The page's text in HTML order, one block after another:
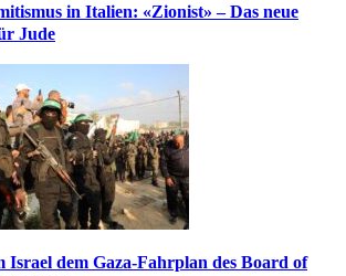
in Italien: «Zionist» – Das neue
Jude
Israel dem Gaza-Fahrplan des Board of